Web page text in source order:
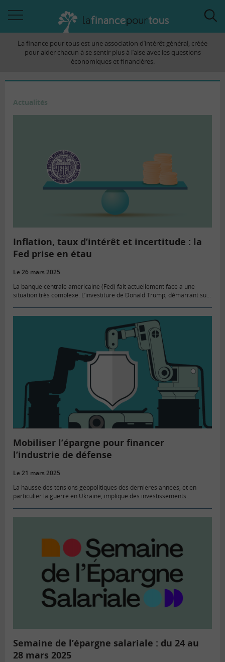
àLa finance pour tous est une association d’intérêt général, créée
pour aider chacun à se sentir plus à l’aise avec les questions
économiques et financières.
Actualités
Inflation, taux d’intérêt et incertitude : la
Fed prise en étau
Le 26 mars 2025
La banque centrale américaine (Fed) fait actuellement face à une
situation très complexe. L’investiture de Donald Trump, démarrant sur
Mobiliser l’épargne pour financer
l’industrie de défense
Le 21 mars 2025
La hausse des tensions géopolitiques des dernières années, et en
particulier la guerre en Ukraine, implique des investissements
Semaine de l’épargne salariale : du 24 au
28 mars 2025